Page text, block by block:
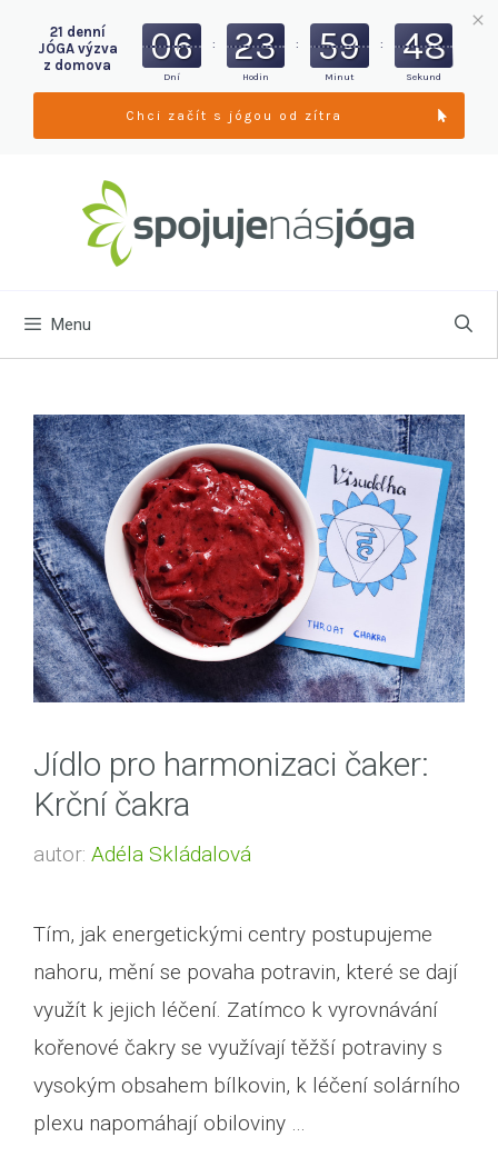
Menu
Jídlo pro harmonizaci čaker:
Krční čakra
autor: Adéla Skládalová
Tím, jak energetickými centry postupujeme
nahoru, mění se povaha potravin, které se dají
využít k jejich léčení. Zatímco k vyrovnávání
kořenové čakry se využívají těžší potraviny s
vysokým obsahem bílkovin, k léčení solárního
plexu napomáhají obiloviny …
21 denní
JÓGA výzva
z domova
06
Dní
: 23
Hodin
: 59
Minut
: 47
Sekund
Chci začít s jógou od zítra